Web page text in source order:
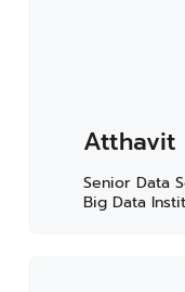
Atthavit
Senior Data
Big Data